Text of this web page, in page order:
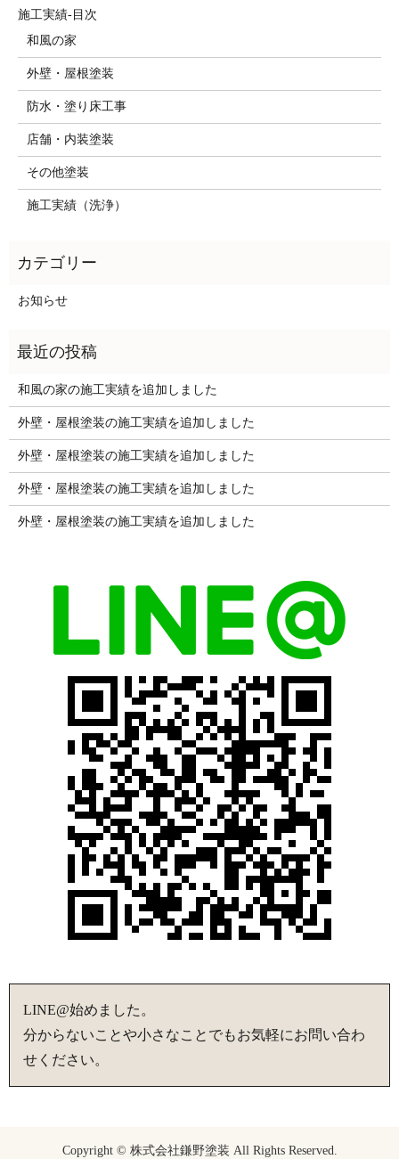
施工実績-目次
和風の家
外壁・屋根塗装
防水・塗り床工事
店舗・内装塗装
その他塗装
施工実績（洗浄）
お知らせ
和風の家の施工実績を追加しました
外壁・屋根塗装の施工実績を追加しました
外壁・屋根塗装の施工実績を追加しました
外壁・屋根塗装の施工実績を追加しました
外壁・屋根塗装の施工実績を追加しました
LINE@始めました。
分からないことや小さなことでもお気軽にお問い合わ
せください。
Copyright © 株式会社鎌野塗装 All Rights Reserved.